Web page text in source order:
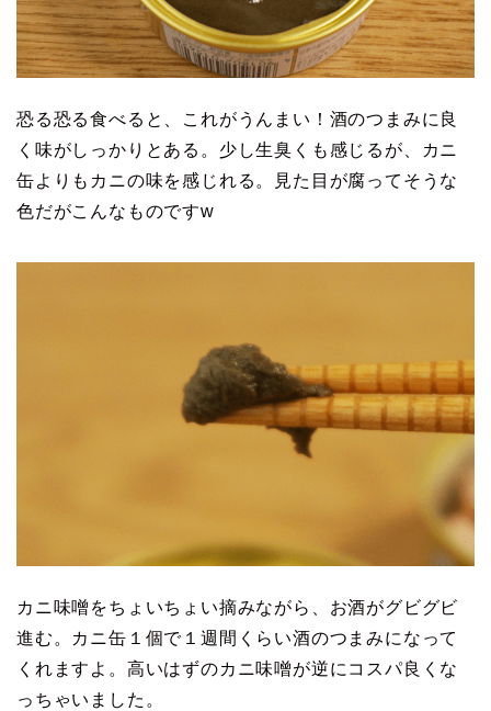
恐る恐る食べると、これがうんまい！酒のつまみに良
く味がしっかりとある。少し生臭くも感じるが、カニ
缶よりもカニの味を感じれる。見た目が腐ってそうな
色だがこんなものですw
カニ味噌をちょいちょい摘みながら、お酒がグビグビ
進む。カニ缶１個で１週間くらい酒のつまみになって
くれますよ。高いはずのカニ味噌が逆にコスパ良くな
っちゃいました。